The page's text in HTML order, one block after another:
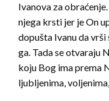
Ivanova za
njega krsti jer je On
dopušta Ivanu da
ga. Tada se otvaraju
koju Bog ima prema
ljubljenima,